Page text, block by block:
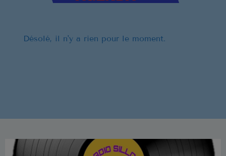
Désolé, il n'y a rien pour le moment.